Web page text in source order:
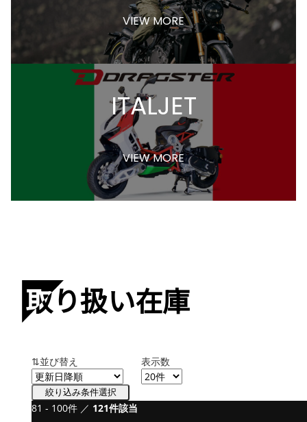
VIEW MORE
ITALJET
VIEW MORE
取り扱い在庫
⇅並び替え 表示数
絞り込み条件選択
81 - 100件 ／ 121件該当